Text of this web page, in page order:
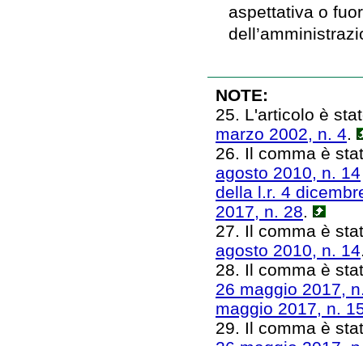
aspettativa o
NOTE:
25. L'articolo è
marzo 2002, n. 4.
26. Il comma è
agosto 2010, n. 14
della l.r. 4
2017, n. 28.
27. Il comma è
agosto 2010, n. 14
28. Il comma è
26 maggio 2017,
maggio 2017, n.
29. Il comma è